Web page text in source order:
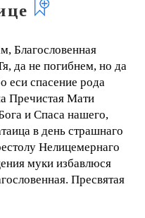
Благословенная
да не погибнем, но да
еси спасение рода
Пречистая Мати
и Спаса нашего,
в день страшнаго
Нелицемернаго
муки избавлюся
Пресвятая